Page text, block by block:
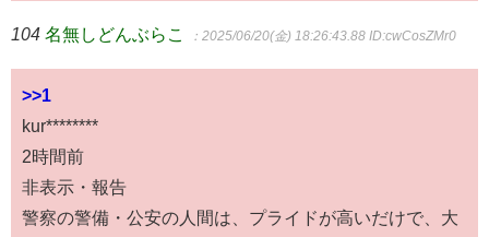
104 名無しどんぶらこ ：2025/06/20(金) 18:26:43.88 ID:cwCosZMr0
>>1
kur********
2時間前
非表示・報告
警察の警備・公安の人間は、プライドが高いだけで、大